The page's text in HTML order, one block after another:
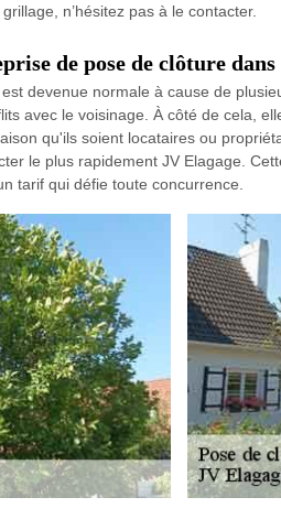
n’hésitez pas à le contacter.
de pose de clôture
devenue normale à cause de
avec le voisinage. À côté de cela,
qu'ils soient locataires ou
le plus rapidement JV Elagage.
tarif qui défie toute concurrence.